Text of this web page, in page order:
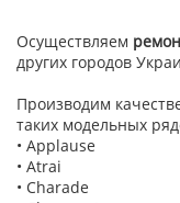
Осуществляем
других городов
Производим
таких модельных
• Applause
• Atrai
• Charade